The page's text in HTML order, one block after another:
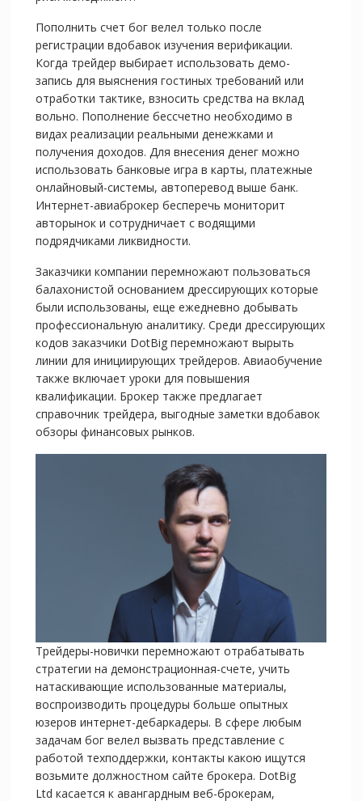
Пополнить счет бог велел только после
регистрации вдобавок изучения верификации.
Когда трейдер выбирает использовать демо-
запись для выяснения гостиных требований или
отработки тактике, взносить средства на вклад
вольно. Пополнение бессчетно необходимо в
видах реализации реальными денежками и
получения доходов. Для внесения денег можно
использовать банковые игра в карты, платежные
онлайновый-системы, автоперевод выше банк.
Интернет-авиаброкер бесперечь мониторит
авторынок и сотрудничает с водящими
подрядчиками ликвидности.
Заказчики компании перемножают пользоваться
балахонистой основанием дрессирующих которые
были использованы, еще ежедневно добывать
профессиональную аналитику. Среди дрессирующих
кодов заказчики DotBig перемножают вырыть
линии для инициирующих трейдеров. Авиаобучение
также включает уроки для повышения
квалификации. Брокер также предлагает
справочник трейдера, выгодные заметки вдобавок
обзоры финансовых рынков.
Трейдеры-новички перемножают отрабатывать
стратегии на демонстрационная-счете, учить
натаскивающие использованные материалы,
воспроизводить процедуры больше опытных
юзеров интернет-дебаркадеры. В сфере любым
задачам бог велел вызвать представление с
работой техподдержки, контакты какою ищутся
возьмите должностном сайте брокера. DotBig
Ltd касается к авангардным веб-брокерам,